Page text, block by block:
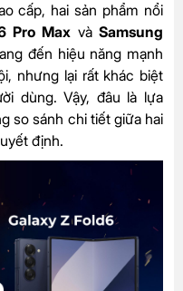
cấp, hai sản phẩm nổi
Pro Max vàSamsung
đến hiệu năng mạnh
nhưng lại rất khác biệt
dùng. Vậy, đâu là lựa
so sánh chi tiết giữa hai
định.